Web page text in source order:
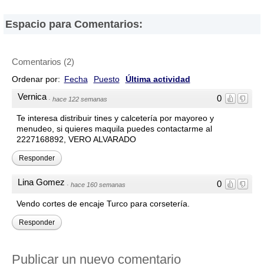
Espacio para Comentarios:
Comentarios (2)
Ordenar por: Fecha Puesto Última actividad
0
Vernica · hace 122 semanas
Te interesa distribuir tines y calcetería por mayoreo y
menudeo, si quieres maquila puedes contactarme al
2227168892, VERO ALVARADO
Responder
0
Lina Gomez · hace 160 semanas
Vendo cortes de encaje Turco para corsetería.
Responder
Publicar un nuevo comentario